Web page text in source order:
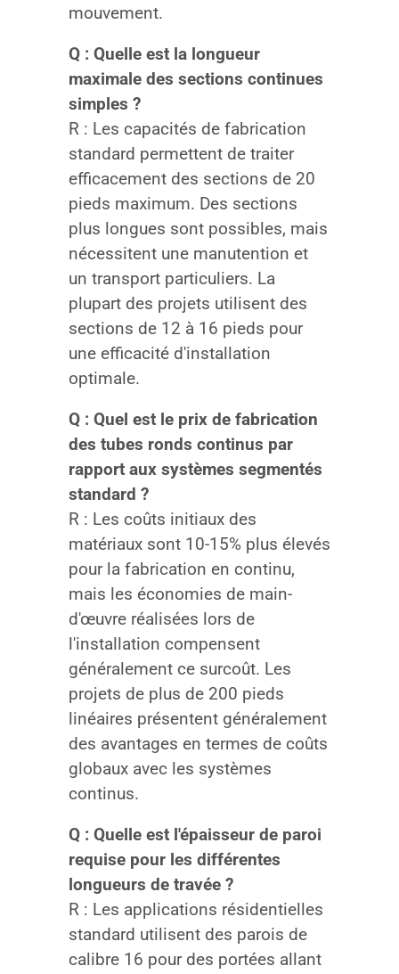
mouvement.
Q : Quelle est la longueur
maximale des sections continues
simples ?
R : Les capacités de fabrication
standard permettent de traiter
efficacement des sections de 20
pieds maximum. Des sections
plus longues sont possibles, mais
nécessitent une manutention et
un transport particuliers. La
plupart des projets utilisent des
sections de 12 à 16 pieds pour
une efficacité d'installation
optimale.
Q : Quel est le prix de fabrication
des tubes ronds continus par
rapport aux systèmes segmentés
standard ?
R : Les coûts initiaux des
matériaux sont 10-15% plus élevés
pour la fabrication en continu,
mais les économies de main-
d'œuvre réalisées lors de
l'installation compensent
généralement ce surcoût. Les
projets de plus de 200 pieds
linéaires présentent généralement
des avantages en termes de coûts
globaux avec les systèmes
continus.
Q : Quelle est l'épaisseur de paroi
requise pour les différentes
longueurs de travée ?
R : Les applications résidentielles
standard utilisent des parois de
calibre 16 pour des portées allant